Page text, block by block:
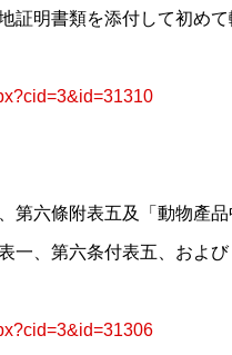
証明書類を添付して初め
六條附表五及「動物產品
一、第六条付表五、およ